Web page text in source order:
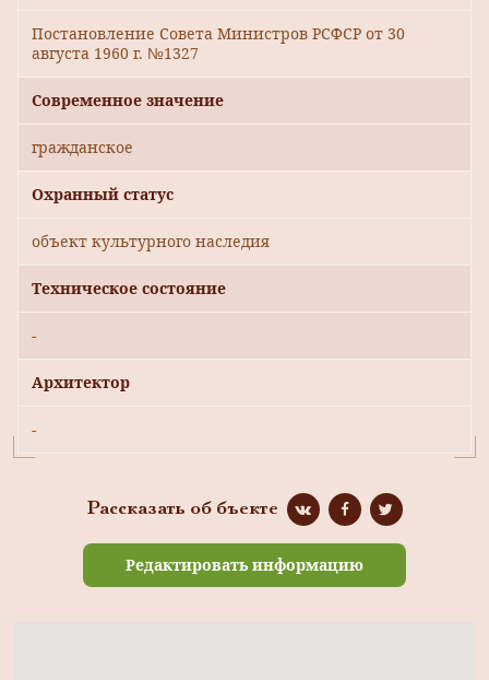
Постановление Совета Министров РСФСР от 30
августа 1960 г. №1327
Современное значение
гражданское
Охранный статус
объект культурного наследия
Техническое состояние
-
Архитектор
-
Рассказать об бъекте
Редактировать информацию